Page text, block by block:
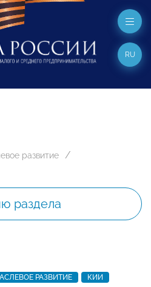
RU
развитие
раздела
РАЗВИТИЕ
КИИ